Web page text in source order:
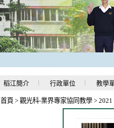
稻江簡介 行政單位 教學
首頁 > 觀光科-業界專家協同教學 >